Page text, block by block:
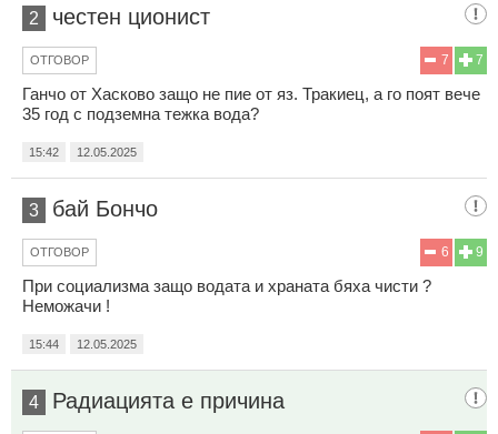
2 честен ционист
7
7
ОТГОВОР
Ганчо от Хасково защо не пие от яз. Тракиец, а го поят вече
35 год с подземна тежка вода?
15:42 12.05.2025
3 бай Бончо
9
6
ОТГОВОР
При социализма защо водата и храната бяха чисти ?
Неможачи !
15:44 12.05.2025
4 Радиацията е причина